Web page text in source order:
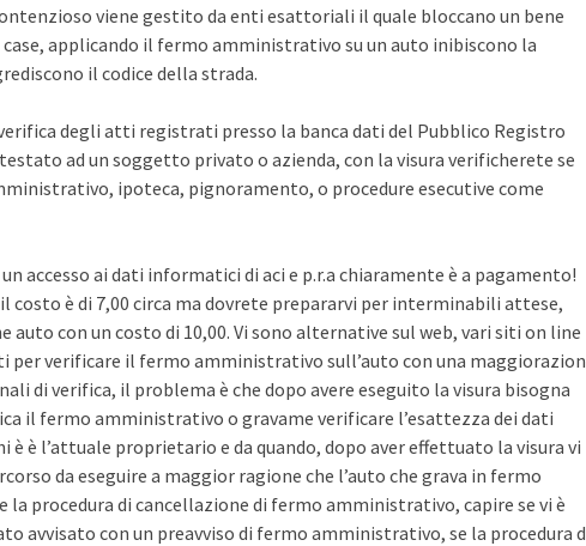
viene gestito da enti esattoriali il quale bloccano un bene
applicando il fermo amministrativo su un auto inibiscono la
il codice della strada.
degli atti registrati presso la banca dati del Pubblico Registro
ad un soggetto privato o azienda, con la visura verificherete se
ipoteca, pignoramento, o procedure esecutive come
accesso ai dati informatici di aci e p.r.a chiaramente è a pagamento!
costo è di 7,00 circa ma dovrete prepararvi per interminabili attese,
auto con un costo di 10,00. Vi sono alternative sul web, vari siti on line
per verificare il fermo amministrativo sull’auto con una
di verifica, il problema è che dopo avere eseguito la visura bisogna
il fermo amministrativo o gravame verificare l’esattezza dei dati
è l’attuale proprietario e da quando, dopo aver effettuato la visura vi
da eseguire a maggior ragione che l’auto che grava in fermo
procedura di cancellazione di fermo amministrativo, capire se vi è
avvisato con un preavviso di fermo amministrativo, se la procedura